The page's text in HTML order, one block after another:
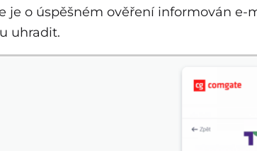
je o úspěšném ověření informován
uhradit.